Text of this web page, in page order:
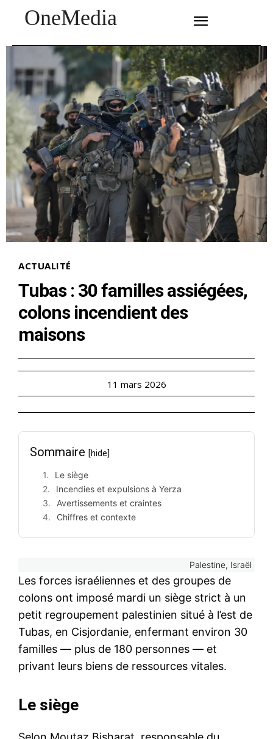
OneMedia
ACTUALITÉ
Tubas : 30 familles assiégées,
colons incendient des
maisons
11 mars 2026
Sommaire [hide]
Le siège
Incendies et expulsions à Yerza
Avertissements et craintes
Chiffres et contexte
Palestine, Israël
Les forces israéliennes et des groupes de
colons ont imposé mardi un siège strict à un
petit regroupement palestinien situé à l’est de
Tubas, en Cisjordanie, enfermant environ 30
familles — plus de 180 personnes — et
privant leurs biens de ressources vitales.
Le siège